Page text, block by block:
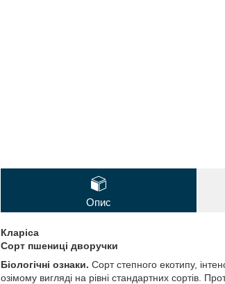
Опис
Кларіса
Сорт пшениці дворучки
Біологічні ознаки. Сорт степного екотипу,
озімому вигляді на рівні стандартних сортів.